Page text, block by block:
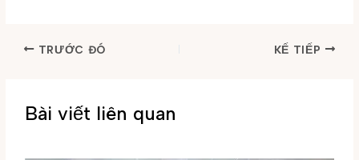
TRƯỚC ĐÓ KẾ TIẾP
Bài viết liên quan